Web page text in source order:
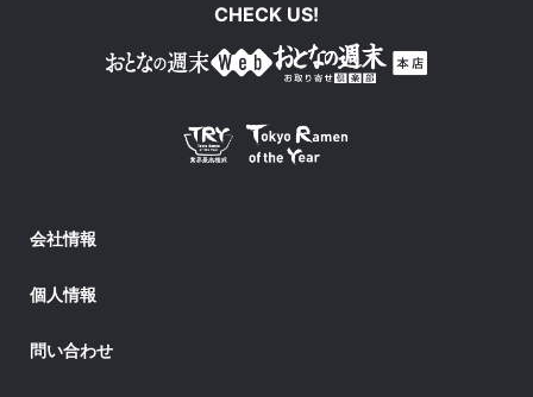
CHECK US!
会社情報
個人情報
問い合わせ